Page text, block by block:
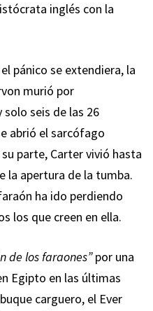
inglés con la
pánico se extendiera, la
murió por
seis de las 26
abrió el sarcófago
parte, Carter vivió hasta
la apertura de la tumba.
ha ido perdiendo
los que creen en ella.
de los faraones”por una
Egipto en las últimas
carguero, el Ever